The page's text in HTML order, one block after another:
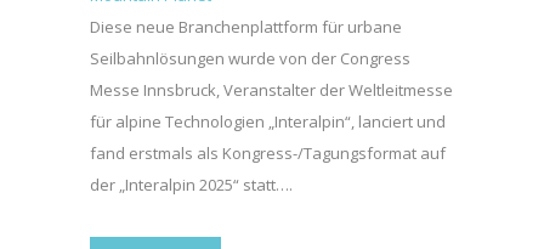
Diese neue Branchenplattform für urbane
Seilbahnlösungen wurde von der Congress
Messe Innsbruck, Veranstalter der Weltleitmesse
für alpine Technologien „Interalpin“, lanciert und
fand erstmals als Kongress-/Tagungsformat auf
der „Interalpin 2025“ statt….